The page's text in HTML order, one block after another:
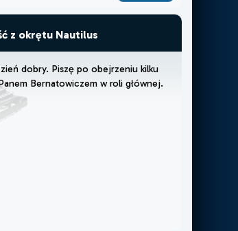
z okrętu Nautilus
zień dobry. Piszę po obejrzeniu kilku
anem Bernatowiczem w roli głównej.
zę lub